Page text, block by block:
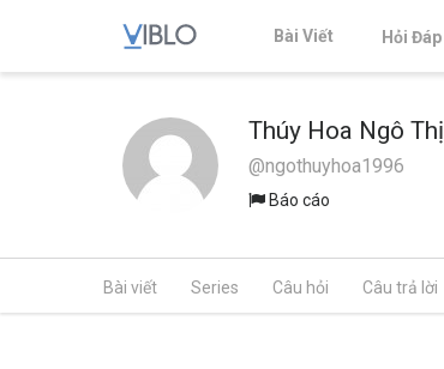
Bài Viết Hỏi Đáp
Thúy Hoa Ngô Thị
@ngothuyhoa1996
Báo cáo
Bài viết Series Câu hỏi Câu trả lời